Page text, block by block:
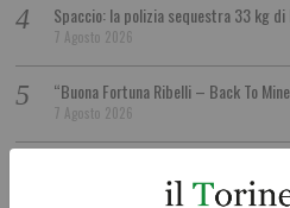
Spaccio: la polizia sequestra 33 kg di
7 Agosto 2026
“Buona Fortuna Ribelli – Back To
7 Agosto 2026